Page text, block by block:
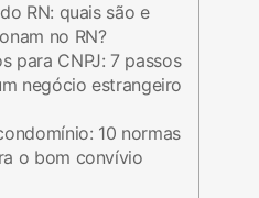
RN: quais são e
no RN?
para CNPJ: 7 passos
negócio estrangeiro
10 normas
o bom convívio